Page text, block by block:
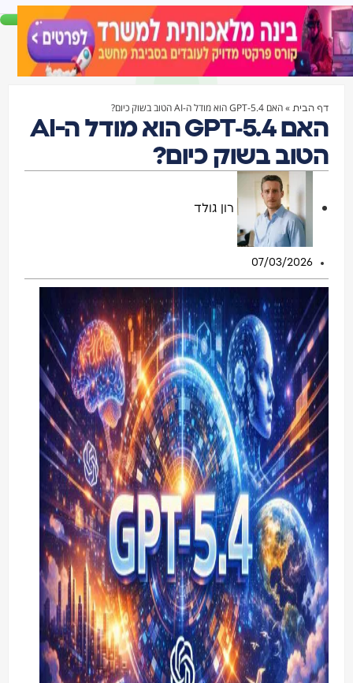
דף הבית »האם GPT‑5.4 הוא מודל ה-AI הטוב בשוק כיום?
האם GPT‑5.4 הוא מודל ה-AI
הטוב בשוק כיום?
רון גולד
07/03/2026